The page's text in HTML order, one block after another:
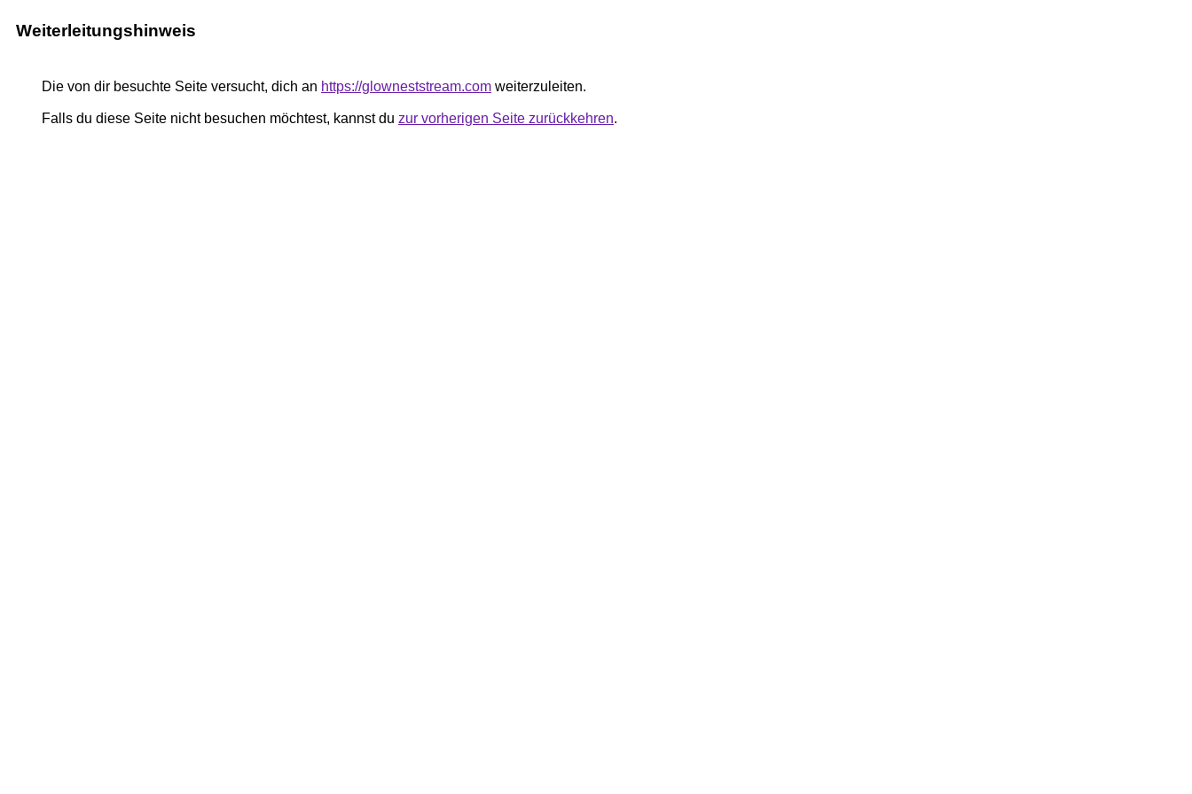
Weiterleitungshinweis
Die von dir besuchte Seite versucht, dich an https://glowneststream.com weiterzuleiten.
Falls du diese Seite nicht besuchen möchtest, kannst du zur vorherigen Seite zurückkehren.